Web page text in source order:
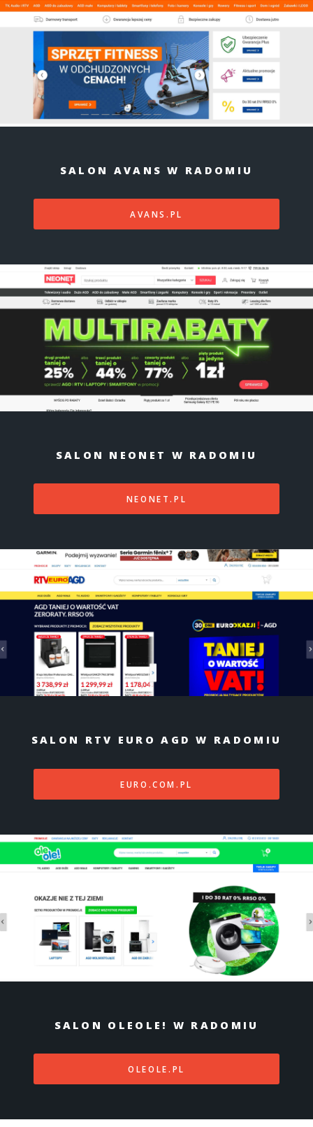
SALON AVANS W RADOMIU
AVANS.PL
SALON NEONET W RADOMIU
NEONET.PL
SALON RTV EURO AGD W RADOMIU
EURO.COM.PL
SALON OLEOLE! W RADOMIU
OLEOLE.PL